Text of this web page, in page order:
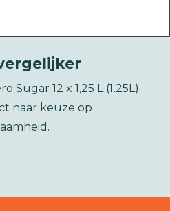
Sugar 12 x 1,25 L (1.25L)
naar keuze op